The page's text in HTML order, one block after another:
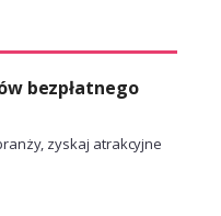
bezpłatnego
zyskaj atrakcyjne